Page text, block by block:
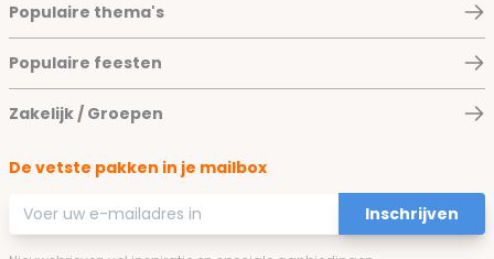
Populaire thema's
Populaire feesten
Zakelijk / Groepen
De vetste pakken in je mailbox
E-mailadres
Inschrijven